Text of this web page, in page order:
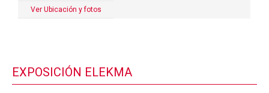
Ver Ubicación y fotos
EXPOSICIÓN ELEKMA